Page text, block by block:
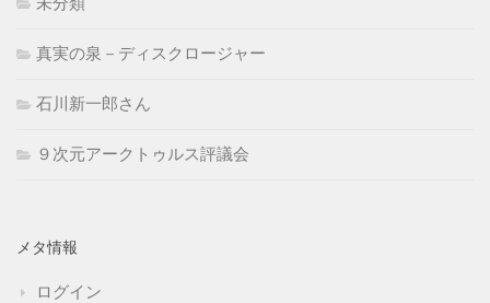
真実の泉－ディスクロージャー
石川新一郎さん
９次元アークトゥルス評議会
メタ情報
ログイン